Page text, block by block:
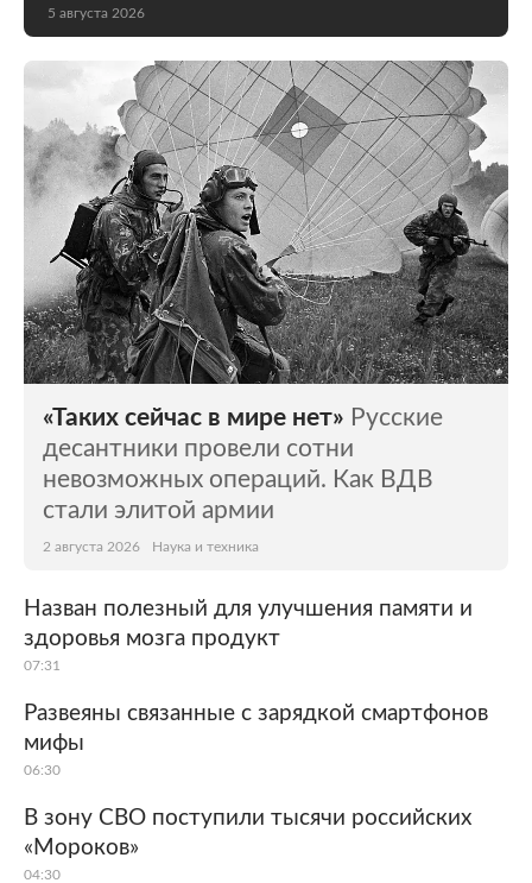
5 августа 2026
«Таких сейчас в мире нет» Русские
десантники провели сотни
невозможных операций. Как ВДВ
стали элитой армии
2 августа 2026 Наука и техника
Назван полезный для улучшения памяти и
здоровья мозга продукт
07:31
Развеяны связанные с зарядкой смартфонов
мифы
06:30
В зону СВО поступили тысячи российских
«Мороков»
04:30